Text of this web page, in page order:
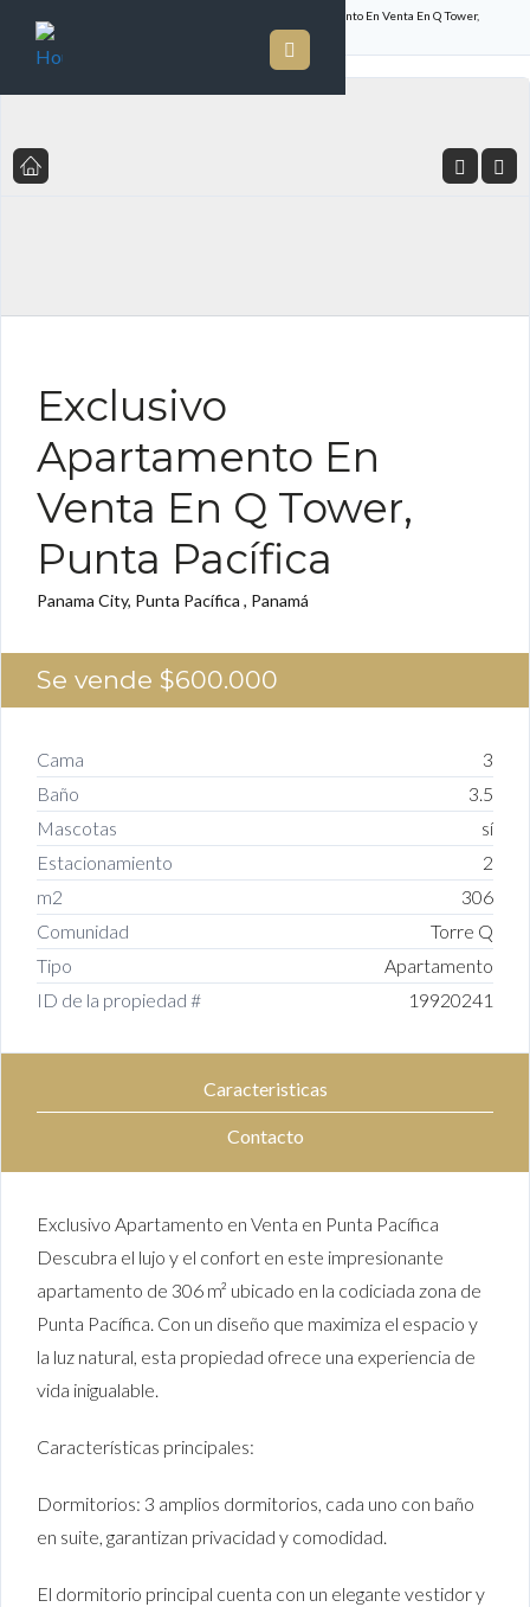
Exclusivo Apartamento En Venta En Q Tower,
Punta Pacífica
Exclusivo
Apartamento En
Venta En Q Tower,
Punta Pacífica
Panama City, Punta Pacífica , Panamá
Se vende $600.000
Cama
3
Baño
3.5
Mascotas
sí
Estacionamiento
2
m2
306
Comunidad
Torre Q
Tipo
Apartamento
ID de la propiedad #
19920241
Caracteristicas
Contacto
Exclusivo Apartamento en Venta en Punta Pacífica
Descubra el lujo y el confort en este impresionante
apartamento de 306 m² ubicado en la codiciada zona de
Punta Pacífica. Con un diseño que maximiza el espacio y
la luz natural, esta propiedad ofrece una experiencia de
vida inigualable.
Características principales:
Dormitorios: 3 amplios dormitorios, cada uno con baño
en suite, garantizan privacidad y comodidad.
El dormitorio principal cuenta con un elegante vestidor y